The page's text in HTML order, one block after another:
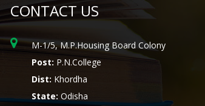
CONTACT US
M-1/5, M.P.Housing Board Colony
Post: P.N.College
Dist: Khordha
State: Odisha